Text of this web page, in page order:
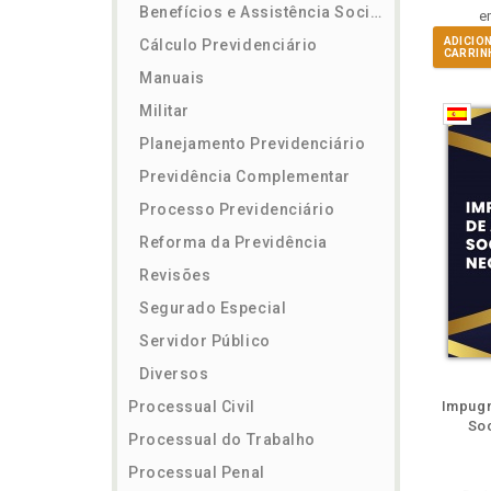
Benefícios e Assistência Social
Cálculo Previdenciário
Manuais
Militar
Planejamento Previdenciário
Previdência Complementar
Processo Previdenciário
Reforma da Previdência
Revisões
Segurado Especial
Servidor Público
Diversos
Processual Civil
Processual do Trabalho
Processual Penal
TambémTambém